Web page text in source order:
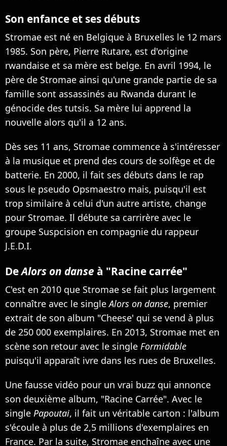
Son enfance et ses débuts
Stromae est né en Belgique à Bruxelles le 12 mars
1985. Son père, Pierre Rutare, est d'origine
rwandaise et sa mère est belge. En avril 1994, le
père de Stromae ainsi qu'une grande partie de sa
famille sont assassinés au Rwanda durant le
génocide des tutsis. Sa mère lui apprend la
nouvelle alors qu'il a 12 ans.
Dès ses 11 ans, Stromae commence à s'intéresser
à la musique et prend des cours de solfège et de
batterie. En 2000, il fait ses débuts dans le rap
sous le pseudo Opsmaestro mais, puisqu'il est
trop similaire à celui d'un autre artiste, change
pour Stromae. Il débute sa carrirère avec le
groupe Suspcision en compagnie du rappeur
J.E.D.I.
DeAlors on danse à "Racine carrée"
C'est en 2010 que Stromae se fait plus largement
connaître avec le singleAlors on danse, premier
extrait de son album "Cheese' qui se vend à plus
de 250 000 exemplaires. En 2013, Stromae met en
scène son retour avec le single Formidable
puisqu'il apparaît ivre dans les rues de Bruxelles.
Une fausse vidéo pour un vrai buzz qui annonce
son deuxième album, "Racine Carrée". Avec le
single Papoutai, il fait un véritable carton : l'album
s'écoule à plus de 2,5 millions d'exemplaires en
France. Par la suite, Stromae enchaîne avec une